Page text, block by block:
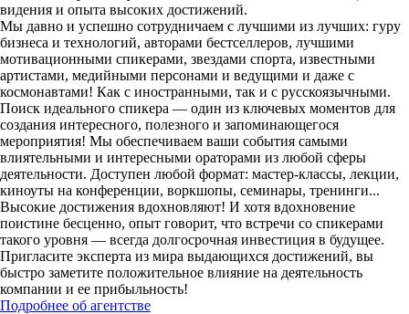
видения и опыта высоких достижений.
Мы давно и успешно сотрудничаем с лучшими из лучших: гуру
бизнеса и технологий, авторами бестселлеров, лучшими
мотивационными спикерами, звездами спорта, известными
артистами, медийными персонами и ведущими и даже с
космонавтами! Как с иностранными, так и с русскоязычными.
Поиск идеального спикера — один из ключевых моментов для
создания интересного, полезного и запоминающегося
мероприятия! Мы обеспечиваем ваши события самыми
влиятельными и интересными ораторами из любой сферы
деятельности. Доступен любой формат: мастер-классы, лекции,
киноуты на конференции, воркшопы, семинары, тренинги...
Высокие достижения вдохновляют! И хотя вдохновение
поистине бесценно, опыт говорит, что встречи со спикерами
такого уровня — всегда долгосрочная инвестиция в будущее.
Пригласите эксперта из мира выдающихся достижений, вы
быстро заметите положительное влияние на деятельность
компании и ее прибыльность!
Подробнее об агентстве